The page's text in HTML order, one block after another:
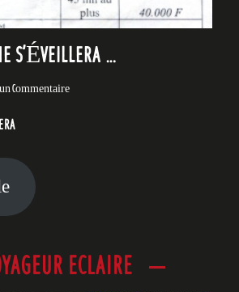
S’ÉVEILLERA …
Commentaire
ECLAIRE